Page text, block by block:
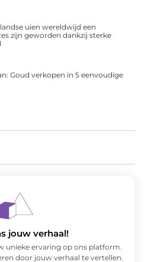
uien wereldwijd een
zijn geworden dankzij sterke
Goud verkopen in 5 eenvoudige
jouw verhaal!
unieke ervaring op ons platform.
door jouw verhaal te vertellen.